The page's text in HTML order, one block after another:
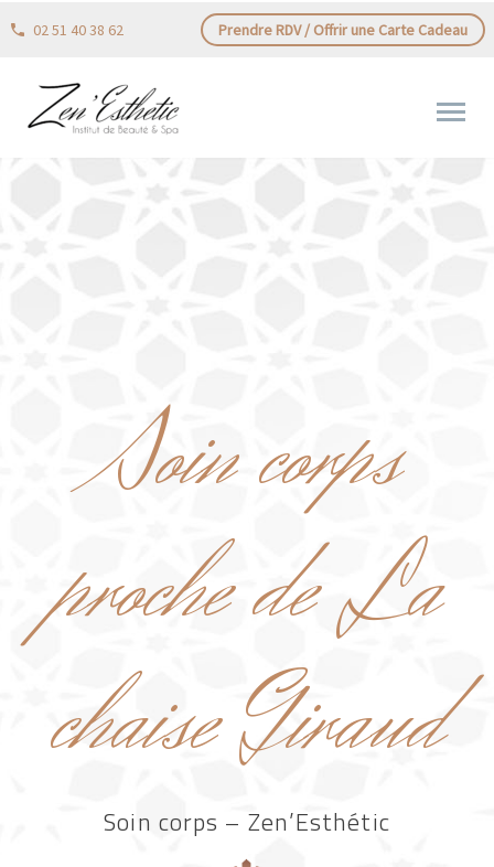
02 51 40 38 62 Prendre RDV / Offrir une Carte Cadeau
Soin corps
proche de La
chaise Giraud
Soin corps – Zen’Esthétic